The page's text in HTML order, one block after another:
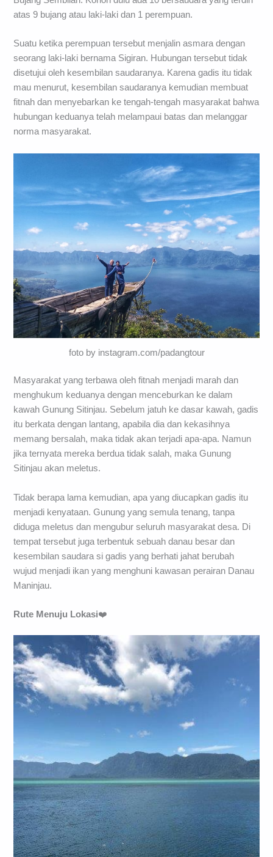
atas 9 bujang atau laki-laki dan 1 perempuan.
Suatu ketika perempuan tersebut menjalin asmara dengan
seorang laki-laki bernama Sigiran. Hubungan tersebut tidak
disetujui oleh kesembilan saudaranya. Karena gadis itu tidak
mau menurut, kesembilan saudaranya kemudian membuat
fitnah dan menyebarkan ke tengah-tengah masyarakat bahwa
hubungan keduanya telah melampaui batas dan melanggar
norma masyarakat.
foto by instagram.com/padangtour
Masyarakat yang terbawa oleh fitnah menjadi marah dan
menghukum keduanya dengan menceburkan ke dalam
kawah Gunung Sitinjau. Sebelum jatuh ke dasar kawah, gadis
itu berkata dengan lantang, apabila dia dan kekasihnya
memang bersalah, maka tidak akan terjadi apa-apa. Namun
jika ternyata mereka berdua tidak salah, maka Gunung
Sitinjau akan meletus.
Tidak berapa lama kemudian, apa yang diucapkan gadis itu
menjadi kenyataan. Gunung yang semula tenang, tanpa
diduga meletus dan mengubur seluruh masyarakat desa. Di
tempat tersebut juga terbentuk sebuah danau besar dan
kesembilan saudara si gadis yang berhati jahat berubah
wujud menjadi ikan yang menghuni kawasan perairan Danau
Maninjau.
Rute Menuju Lokasi❤️